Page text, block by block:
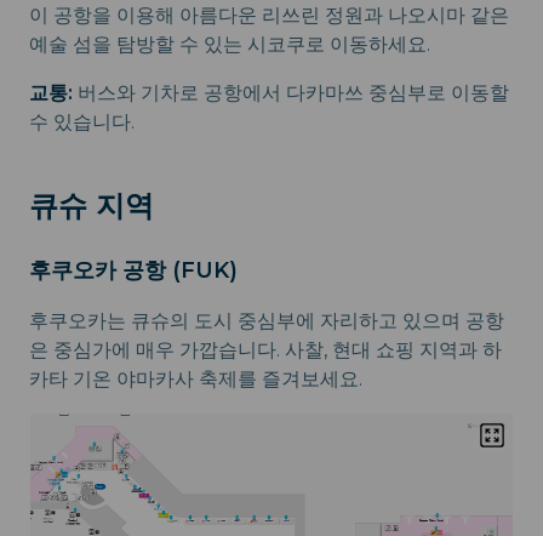
이 공항을 이용해 아름다운 리쓰린 정원과 나오시마 같은
예술 섬을 탐방할 수 있는 시코쿠로 이동하세요.
교통: 버스와 기차로 공항에서 다카마쓰 중심부로 이동할
수 있습니다.
큐슈 지역
후쿠오카 공항 (FUK)
후쿠오카는 큐슈의 도시 중심부에 자리하고 있으며 공항
은 중심가에 매우 가깝습니다. 사찰, 현대 쇼핑 지역과 하
카타 기온 야마카사 축제를 즐겨보세요.